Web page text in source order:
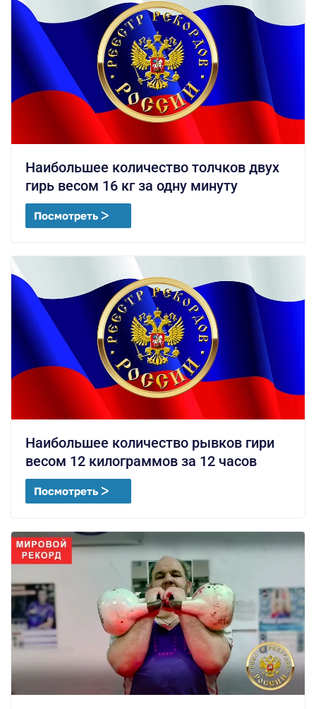
Наибольшее количество толчков двух
гирь весом 16 кг за одну минуту
Посмотреть ᐳ
Наибольшее количество рывков гири
весом 12 килограммов за 12 часов
Посмотреть ᐳ